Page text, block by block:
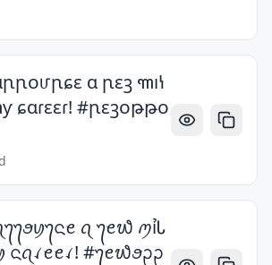
ɑ ꞃɛꝫ ꧑ıꝇ
ɕɑɾɛɛɾ! #ꞃɛꝫᴏթթᴏ
ꪖ ᭢ꫀ᭙ ꪑỉᏓ
ᨶꪖꪹꫀꫀꪹ! #᭢ꫀ᭙ꪮᩏᩏ